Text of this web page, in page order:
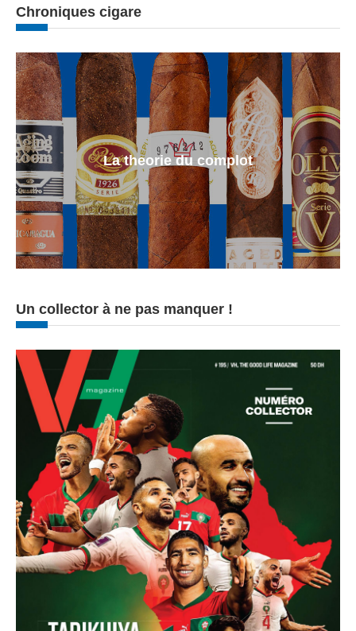
Chroniques cigare
La theorie du complot
Un collector à ne pas manquer !